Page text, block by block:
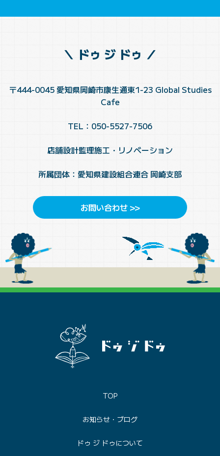
＼ ドゥ ジ ドゥ ／
〒444-0045 愛知県岡崎市康生通東1-23 Global Studies
Cafe
TEL：050-5527-7506
店舗設計監理施工・リノベーション
所属団体：愛知県建設組合連合 岡崎支部
お問い合わせ >>
TOP
お知らせ・ブログ
ドゥ ジ ドゥについて